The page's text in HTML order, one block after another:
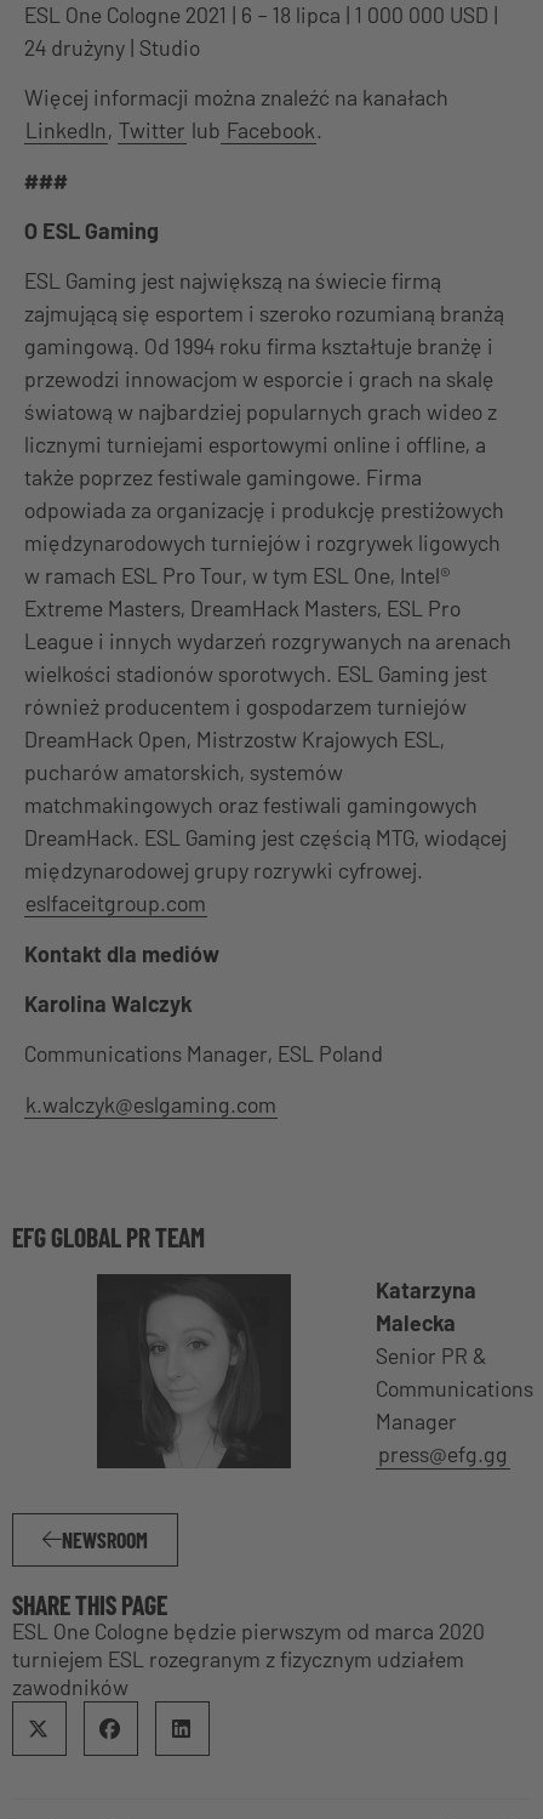
ESL One Cologne 2021 | 6 – 18 lipca | 1 000 000 USD |
24 drużyny | Studio
Więcej informacji można znaleźć na kanałach
LinkedIn, Twitter lub Facebook.
###
O ESL Gaming
ESL Gaming jest największą na świecie firmą
zajmującą się esportem i szeroko rozumianą branżą
gamingową. Od 1994 roku firma kształtuje branżę i
przewodzi innowacjom w esporcie i grach na skalę
światową w najbardziej popularnych grach wideo z
licznymi turniejami esportowymi online i offline, a
także poprzez festiwale gamingowe. Firma
odpowiada za organizację i produkcję prestiżowych
międzynarodowych turniejów i rozgrywek ligowych
w ramach ESL Pro Tour, w tym ESL One, Intel®
Extreme Masters, DreamHack Masters, ESL Pro
League i innych wydarzeń rozgrywanych na arenach
wielkości stadionów sporotwych. ESL Gaming jest
również producentem i gospodarzem turniejów
DreamHack Open, Mistrzostw Krajowych ESL,
pucharów amatorskich, systemów
matchmakingowych oraz festiwali gamingowych
DreamHack. ESL Gaming jest częścią MTG, wiodącej
międzynarodowej grupy rozrywki cyfrowej.
eslfaceitgroup.com
Kontakt dla mediów
Karolina Walczyk
Communications Manager, ESL Poland
k.walczyk@eslgaming.com
EFG GLOBAL PR TEAM
Katarzyna
Malecka
Senior PR &
Communications
Manager
press@efg.gg
NEWSROOM
SHARE THIS PAGE
ESL One Cologne będzie pierwszym od marca 2020
turniejem ESL rozegranym z fizycznym udziałem
zawodników